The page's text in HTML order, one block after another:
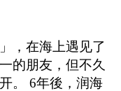
，在海上遇见了
的朋友，但不久
。 6年後，润海